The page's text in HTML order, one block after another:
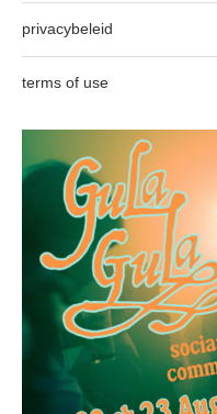
privacybeleid
terms of use